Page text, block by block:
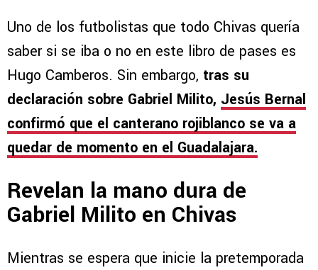
Uno de los futbolistas que todo Chivas quería
saber si se iba o no en este libro de pases es
Hugo Camberos. Sin embargo, tras su
declaración sobre Gabriel Milito, Jesús Bernal
confirmó que el canterano rojiblanco se va a
quedar de momento en el Guadalajara.
Revelan la mano dura de
Gabriel Milito en Chivas
Mientras se espera que inicie la pretemporada